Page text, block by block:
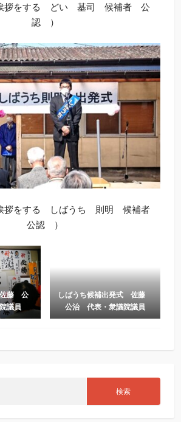
拶をする どい 基司 候補者 公
認 ）
拶をする しばうち 則明 候補者
公認 ）
藤 公
議員
しばうち候補出発式 佐藤
公治 代表・衆議院議員